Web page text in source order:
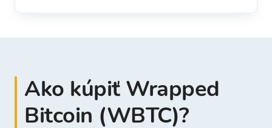
Ako kúpiť Wrapped
Bitcoin (WBTC)?